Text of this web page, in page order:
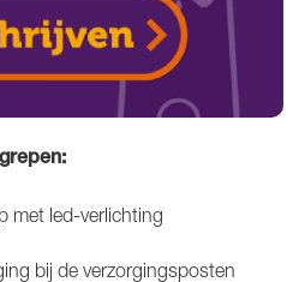
met led-verlichting
bij de verzorgingsposten